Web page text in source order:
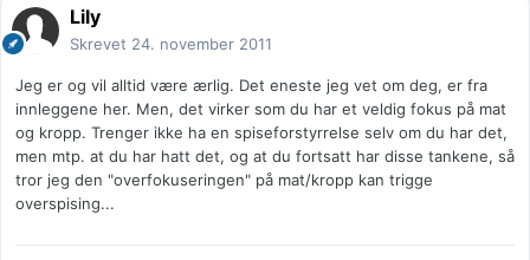
Lily
Skrevet 24. november 2011
Jeg er og vil alltid være ærlig. Det eneste jeg vet om deg, er fra
innleggene her. Men, det virker som du har et veldig fokus på mat
og kropp. Trenger ikke ha en spiseforstyrrelse selv om du har det,
men mtp. at du har hatt det, og at du fortsatt har disse tankene, så
tror jeg den "overfokuseringen" på mat/kropp kan trigge
overspising...